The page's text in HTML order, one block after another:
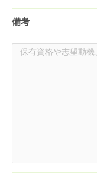
備考